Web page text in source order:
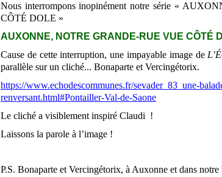
Nous interrompons inopinément notre série «
CÔTÉ DOLE »
AUXONNE, NOTRE GRANDE-RUE VUE CÔTÉ
Cause de cette interruption, une impayable image de
parallèle sur un cliché... Bonaparte et Vercingétorix.
https://www.echodescommunes.fr/sevader_83_une-
renversant.html#Pontailler-Val-de-Saone
Le cliché a visiblement inspiré Claudi !
Laissons la parole à l’image !
P.S. Bonaparte et Vercingétorix, à Auxonne et dans